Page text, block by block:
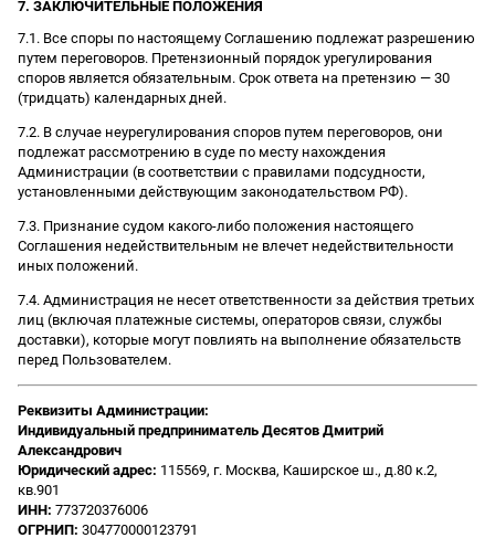
7. ЗАКЛЮЧИТЕЛЬНЫЕ ПОЛОЖЕНИЯ
7.1. Все споры по настоящему Соглашению подлежат разрешению
путем переговоров. Претензионный порядок урегулирования
споров является обязательным. Срок ответа на претензию — 30
(тридцать) календарных дней.
7.2. В случае неурегулирования споров путем переговоров, они
подлежат рассмотрению в суде по месту нахождения
Администрации (в соответствии с правилами подсудности,
установленными действующим законодательством РФ).
7.3. Признание судом какого-либо положения настоящего
Соглашения недействительным не влечет недействительности
иных положений.
7.4. Администрация не несет ответственности за действия третьих
лиц (включая платежные системы, операторов связи, службы
доставки), которые могут повлиять на выполнение обязательств
перед Пользователем.
Реквизиты Администрации:
Индивидуальный предприниматель Десятов Дмитрий
Александрович
Юридический адрес: 115569, г. Москва, Каширское ш., д.80 к.2,
кв.901
ИНН: 773720376006
ОГРНИП: 304770000123791